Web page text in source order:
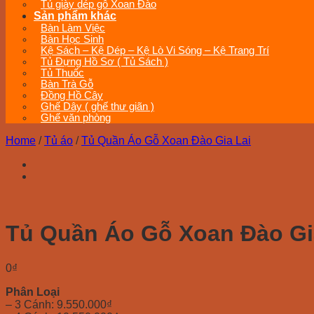
Tủ giày dép gỗ Xoan Đào
Sản phẩm khác
Bàn Làm Việc
Bàn Học Sinh
Kệ Sách – Kệ Dép – Kệ Lò Vi Sóng – Kệ Trang Trí
Tủ Đựng Hồ Sơ ( Tủ Sách )
Tủ Thuốc
Bàn Trà Gỗ
Đồng Hồ Cây
Ghế Dây ( ghế thư giãn )
Ghế văn phòng
Home / Tủ áo / Tủ Quần Áo Gỗ Xoan Đào Gia Lai
Tủ Quần Áo Gỗ Xoan Đào
0₫
Phân Loại
– 3 Cánh: 9.550.000₫